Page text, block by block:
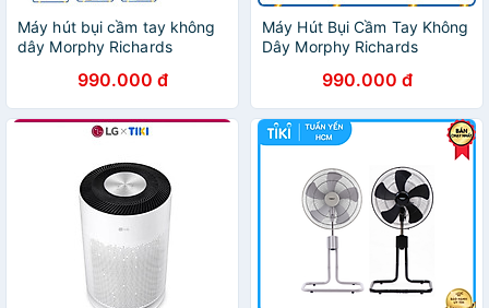
Máy hút bụi cầm tay không
dây Morphy Richards
Dung lượng Pin Li-ion:
2000mAh - HÀNG NHẬP
KHẨU
990.000 đ
Máy Hút Bụi Cầm Tay Không
Dây Morphy Richards
5500Pa - HÀNG NHẬP
KHẨU
990.000 đ